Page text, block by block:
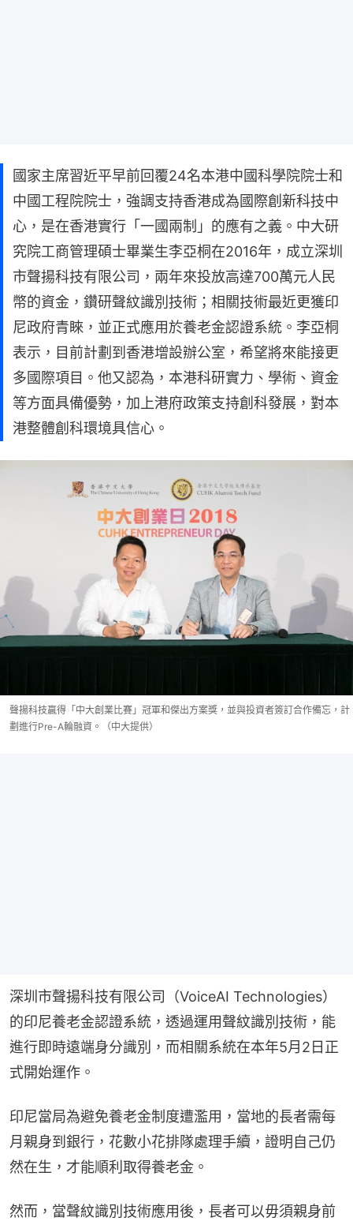
國家主席習近平早前回覆24名本港中國科學院院士和
中國工程院院士，強調支持香港成為國際創新科技中
心，是在香港實行「一國兩制」的應有之義。中大研
究院工商管理碩士畢業生李亞桐在2016年，成立深圳
市聲揚科技有限公司，兩年來投放高達700萬元人民
幣的資金，鑽研聲紋識別技術；相關技術最近更獲印
尼政府青睞，並正式應用於養老金認證系統。李亞桐
表示，目前計劃到香港增設辦公室，希望將來能接更
多國際項目。他又認為，本港科研實力、學術、資金
等方面具備優勢，加上港府政策支持創科發展，對本
港整體創科環境具信心。
聲揚科技贏得「中大創業比賽」冠軍和傑出方案獎，並與投資者簽訂合作備忘，計
劃進行Pre-A輪融資。（中大提供）
深圳市聲揚科技有限公司（VoiceAI Technologies）
的印尼養老金認證系統，透過運用聲紋識別技術，能
進行即時遠端身分識別，而相關系統在本年5月2日正
式開始運作。
印尼當局為避免養老金制度遭濫用，當地的長者需每
月親身到銀行，花數小花排隊處理手續，證明自己仍
然在生，才能順利取得養老金。
然而，當聲紋識別技術應用後，長者可以毋須親身前